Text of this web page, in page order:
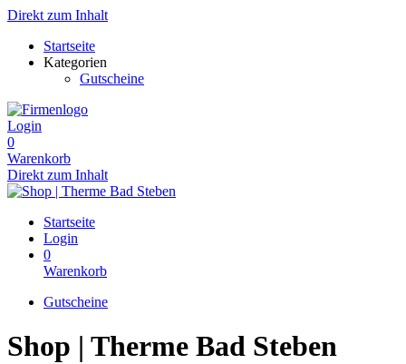
Direkt zum Inhalt
Startseite
Kategorien
Gutscheine
Login
0
Warenkorb
Direkt zum Inhalt
Startseite
Login
0
Warenkorb
Gutscheine
Shop | Therme Bad Steben